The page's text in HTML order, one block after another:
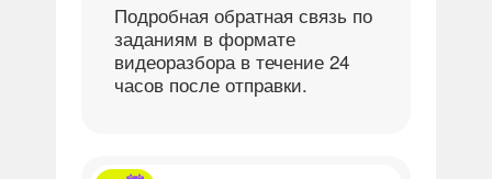
Подробная обратная связь по
заданиям в формате
видеоразбора в течение 24
часов после отправки.